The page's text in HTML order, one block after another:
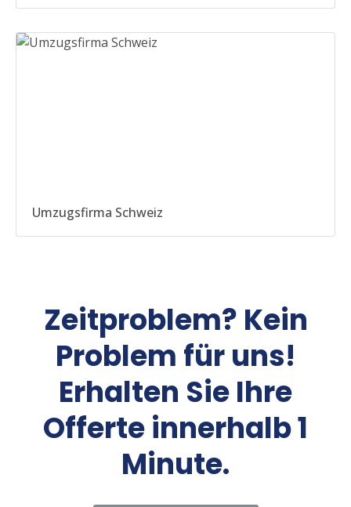
Umzugsfirma Schweiz
Zeitproblem? Kein
Problem für uns!
Erhalten Sie Ihre
Offerte innerhalb 1
Minute.